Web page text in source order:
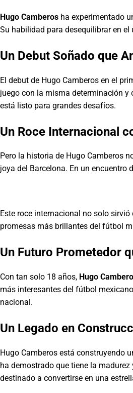
Hugo Camberos ha experimentado
Su habilidad para desequilibrar en
Un Debut Soñado que
El debut de Hugo Camberos en el
juego con la misma determinación y
está listo para grandes desafíos.
Un Roce Internacional
Pero la historia de Hugo Camberos
joya del Barcelona. En un encuentro
Este roce internacional no solo
promesas más brillantes del fútbol
Un Futuro Prometedor
Con tan solo 18 años, Hugo
más interesantes del fútbol
nacional.
Un Legado en
Hugo Camberos está construyendo
ha demostrado que tiene la
destinado a convertirse en una